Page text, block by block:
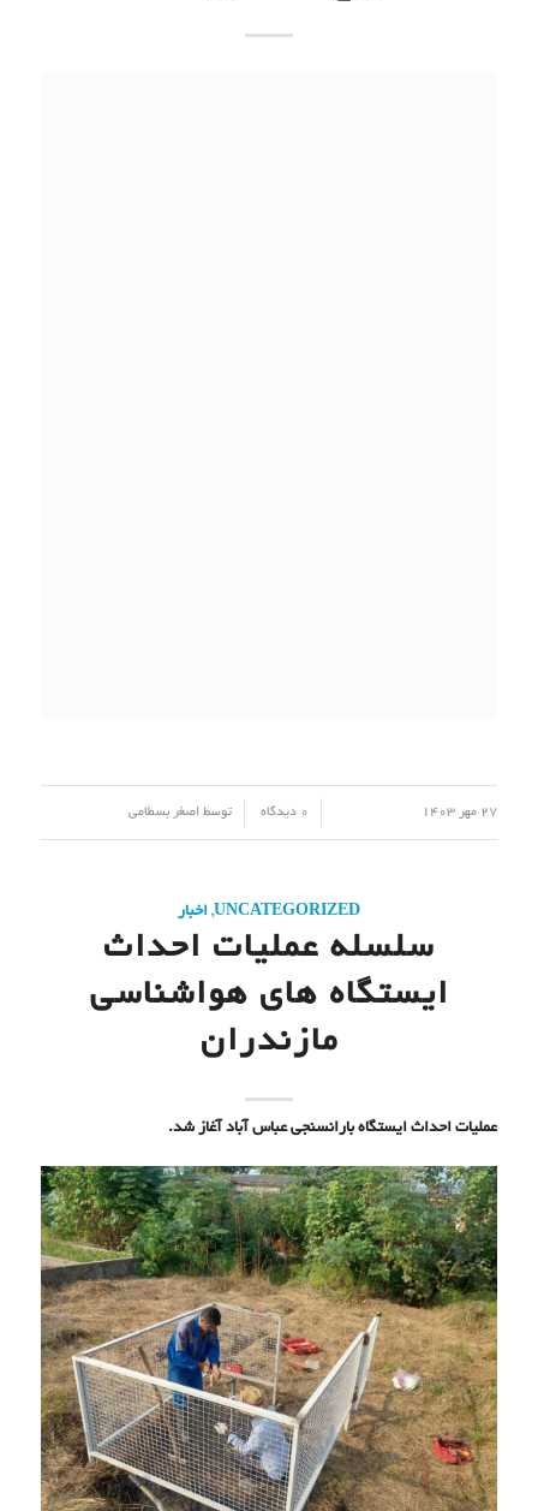
به گزارش روابط عمومی هواشناسی مازندران، در راستای سلسله عملیات
احداث ایستگاه های هواشناسی مازندران ،
بارانسنجی عباس آبادبا همت ادار فنی و تجهیزات آغاز شد.